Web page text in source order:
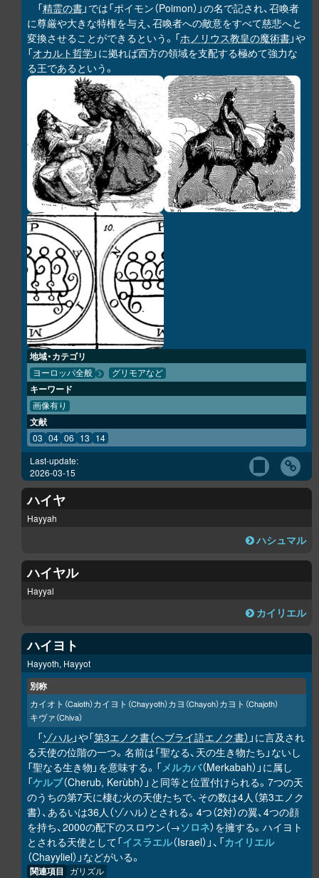
「精霊の書」では「ポイモン（Poimon）」の名で記され、召喚者
に尊厳や大きな特権を与え、召喚者への敵意をすべて慈悲へと
変換させることができるという。「ホノリウス教皇の魔術書」や
「オカルト哲学」に拠れば西方の領域を支配する極めて強力な
る王であるという。
地域・カテゴリ
ヨーロッパ全般 グリモアなど
キーワード
画像有り
文献
03 04 06 13 14
Last-update:
2026-03-15
ハイヤ
Hayyah
ハシュマル
ハイヤル
Hayyal
カイリエル
ハイヨト
Hayyoth, Hayyot
別称
カイオト （Caioth）カイヨト （Chayyoth）カヨ （Chayoh）カヨト （Chajoth）
キヴァ（Chiva）
「ゾハル」や「第3エノク書（ヘブライ語エノク書） 」に言及され
る天使の位階の一つ。名前は「聖なる、天の生き物たち」ないし
「聖なる生き物」を意味する。「メルカバ（Merkabah）」に属し
「ケルブ（Cherub, Kerùbh）」と同等と位置付けられる。7つの天
のうちの第7天に棲む火の天使たちで、その数は4人（第3エノク
書）、あるいは36人（ゾハル）とされる。4つ（2対）の翼、4つの顔
を持ち、2000の配下のスロウン（→ソロネ）を擁する。ハイヨト
とされる天使として「イスラエル（Israel）」、「カイリエル
（Chayyliel）」などがいる。
関連項目 ガリズル